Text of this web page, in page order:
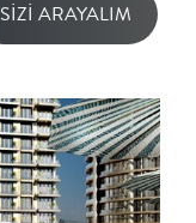
SİZİ ARAYALIM